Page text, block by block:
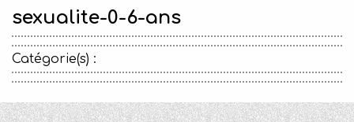
sexualite-0-6-ans
Catégorie(s) :